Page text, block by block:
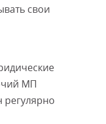
свои
МП